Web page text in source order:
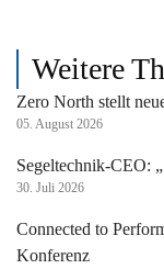
Weitere
Zero North stellt
05. August 2026
Segeltechnik-CEO:
30. Juli 2026
Connected to
Konferenz